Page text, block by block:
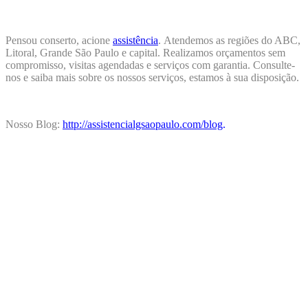
Pensou conserto, acione assistência. Atendemos as regiões do ABC,
Litoral, Grande São Paulo e capital. Realizamos orçamentos sem
compromisso, visitas agendadas e serviços com garantia. Consulte-
nos e saiba mais sobre os nossos serviços, estamos à sua disposição.
Nosso Blog: http://assistencialgsaopaulo.com/blog.